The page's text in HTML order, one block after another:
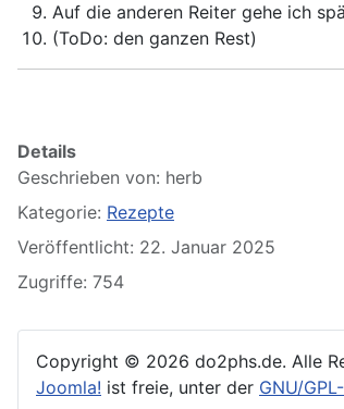
Auf die anderen Reiter gehe ich
(ToDo: den ganzen Rest)
Details
Geschrieben von: herb
Kategorie: Rezepte
Veröffentlicht: 22. Januar 2025
Zugriffe: 754
Copyright © 2026 do2phs.de. Alle
Joomla! ist freie, unter der GNU/